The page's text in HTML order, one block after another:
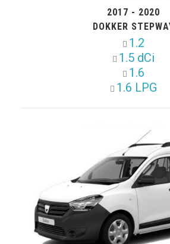
2017 - 2020
DOKKER
1.2
1.5 dCi
1.6
1.6 LPG